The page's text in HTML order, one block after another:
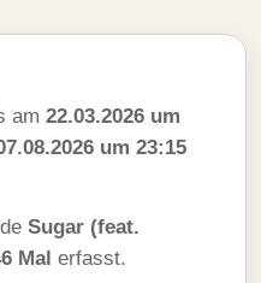
am 22.03.2026 um
um 23:15
Sugar (feat.
Mal erfasst.